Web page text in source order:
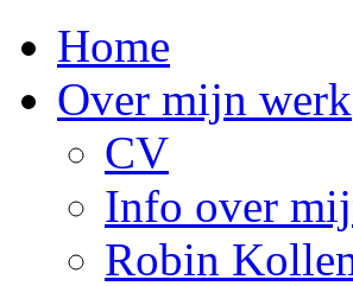
Home
Over mijn werk
CV
Info over
Robin